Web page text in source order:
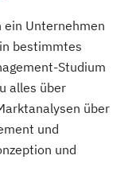
ein Unternehmen
bestimmtes
Studium
alles über
über
und
und